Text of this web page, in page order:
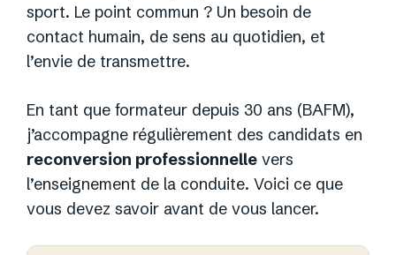
sport. Le point commun ? Un besoin de
contact humain, de sens au quotidien, et
l’envie de transmettre.
En tant que formateur depuis 30 ans (BAFM),
j’accompagne régulièrement des candidats en
reconversion professionnelle vers
l’enseignement de la conduite. Voici ce que
vous devez savoir avant de vous lancer.